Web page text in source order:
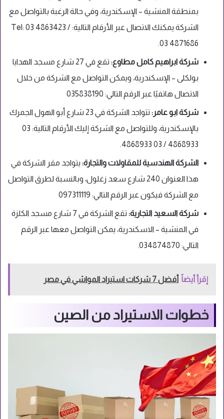
بمنطقة المنشية – الإسكندرية، وفي حالة الرغبة بالتواصل مع
الشركة يمكنك الاتصال عبر الأرقام التالية: Tel: 03 4863423 /
03 4871686.
شركة ابراهيم كامل مطاوع:
تقع في 27 شارع مسجد الهدايا
بولكلى – الإسكندرية، ويمكن التواصل مع الشركة من خلال
الاتصال هاتفيًا عبر الرقم التالي: 035838190
شركة ابو عامر:
تتواجد الشركة في 23 شارع أبو الهول الجمرك
بالإسكندرية، وللتواصل مع الشركة إليك الأرقام التالية: 03
4868933 / 03 4868933.
الشركة الهندسية للمقاولات والتجارة: يتواجد مقر الشركة في
هذا العنوان 240 شارع سعد زغلول، وبالنسبة لطرق التواصل
مع الشركة فيكون عبر الرقم التالي: 097311119
شركة السعيد التجارية:
تقع الشركة في 7 شارع مسجد الكلزة
في المنشية – الاسكندرية، يمكن التواصل معها عبر الرقم
التالي: 034874870.
إقرأ أيضاً أفضل 7 شركات استيراد المواشي في مصر
خطوات الاستيراد من الصين